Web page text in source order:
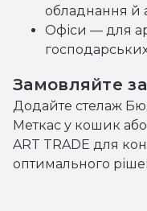
обладнання й
Офіси — для
Замовляйте
Додайте стелаж
Меткас у кошик
ART TRADE для
оптимального